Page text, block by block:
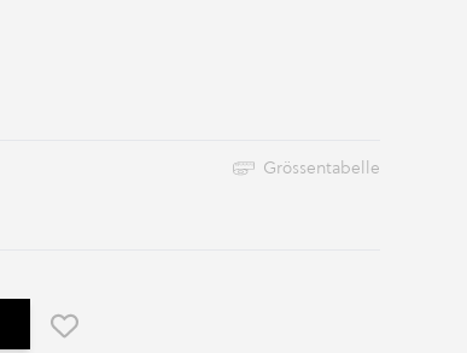
Grössentabelle